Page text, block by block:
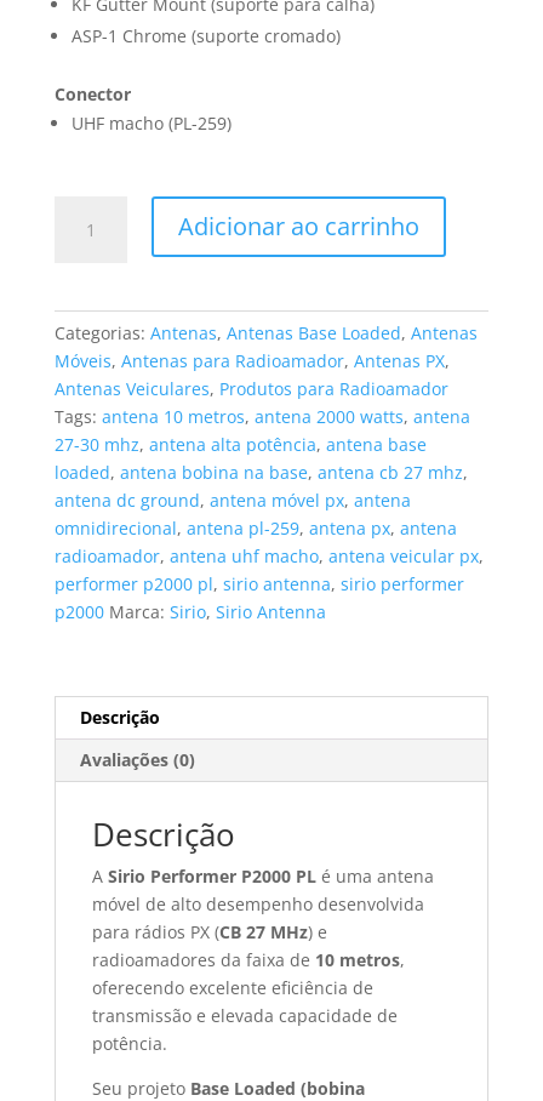
ASP-1 Chrome (suporte cromado)
Conector
UHF macho (PL-259)
P2000
Adicionar ao carrinho
Categorias: Antenas, Antenas Base Loaded, Antenas
Móveis, Antenas para Radioamador, Antenas PX,
Antenas Veiculares, Produtos para Radioamador
Tags: antena 10 metros, antena 2000 watts, antena
27-30 mhz, antena alta potência, antena base
loaded, antena bobina na base, antena cb 27 mhz,
antena dc ground, antena móvel px, antena
omnidirecional, antena pl-259, antena px, antena
radioamador, antena uhf macho, antena veicular px,
performer p2000 pl, sirio antenna, sirio performer
p2000 Marca: Sirio, Sirio Antenna
Descrição
Avaliações (0)
Descrição
A Sirio Performer P2000 PLé uma antena
móvel de alto desempenho desenvolvida
para rádios PX (CB 27 MHz) e
radioamadores da faixa de 10 metros,
oferecendo excelente eficiência de
transmissão e elevada capacidade de
potência.
Seu projeto Base Loaded (bobina